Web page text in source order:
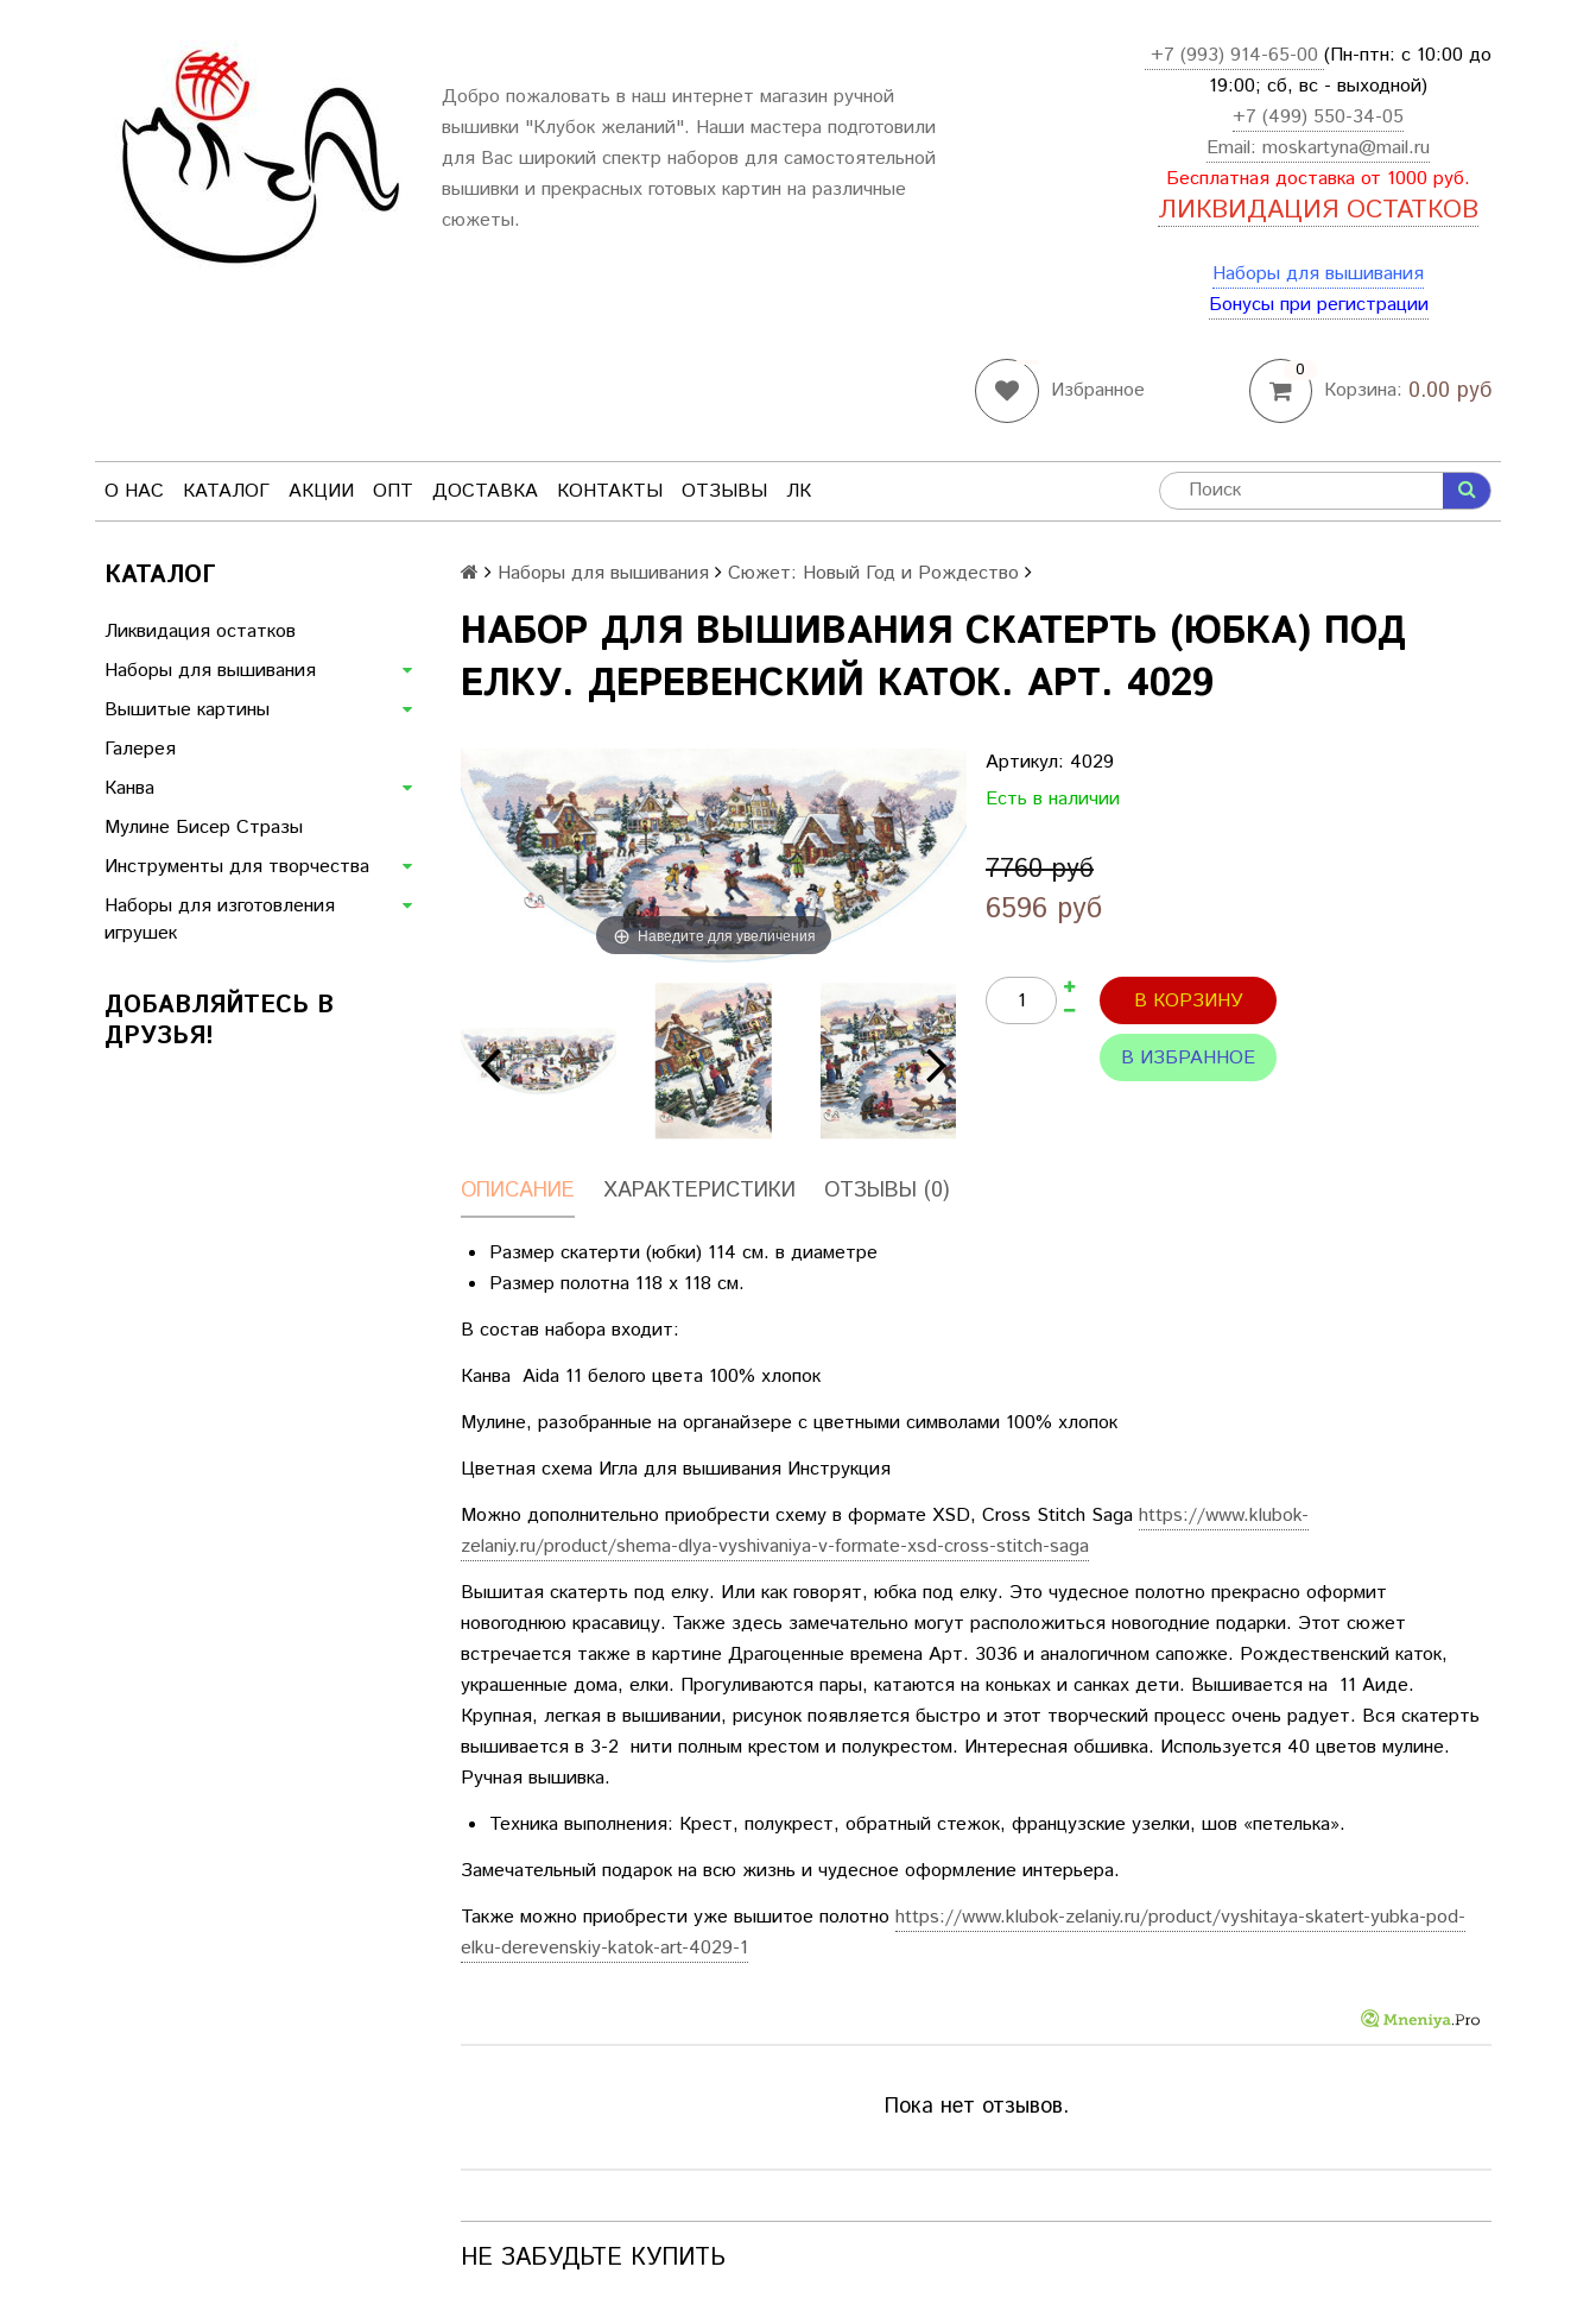
Добро пожаловать в наш интернет магазин ручной
вышивки "Клубок желаний". Наши мастера подготовили
для Вас широкий спектр наборов для самостоятельной
вышивки и прекрасных готовых картин на различные
сюжеты.
+7 (993) 914-65-00 (Пн-птн: с 10:00 до
19:00; сб, вс - выходной)
+7 (499) 550-34-05
Email: moskartyna@mail.ru
Бесплатная доставка от 1000 руб.
ЛИКВИДАЦИЯ ОСТАТКОВ
Наборы для вышивания
Бонусы при регистрации
Избранное
0
Корзина: 0.00 руб
О НАС КАТАЛОГ АКЦИИ ОПТ ДОСТАВКА КОНТАКТЫ ОТЗЫВЫ ЛК
КАТАЛОГ
Ликвидация остатков
Наборы для вышивания
Вышитые картины
Галерея
Канва
Мулине Бисер Стразы
Инструменты для творчества
Наборы для изготовления
игрушек
ДОБАВЛЯЙТЕСЬ В
ДРУЗЬЯ!
Наборы для вышивания Сюжет: Новый Год и Рождество
НАБОР ДЛЯ ВЫШИВАНИЯ СКАТЕРТЬ (ЮБКА) ПОД
ЕЛКУ. ДЕРЕВЕНСКИЙ КАТОК. АРТ. 4029
Наведите для увеличения
Артикул: 4029
Есть в наличии
7760 руб
6596 руб
В КОРЗИНУ
В ИЗБРАННОЕ
ОПИСАНИЕ ХАРАКТЕРИСТИКИ ОТЗЫВЫ (0)
Размер скатерти (юбки) 114 см. в диаметре
Размер полотна 118 х 118 см.
В состав набора входит:
Канва Aida 11 белого цвета 100% хлопок
Мулине, разобранные на органайзере с цветными символами 100% хлопок
Цветная схема Игла для вышивания Инструкция
Можно дополнительно приобрести схему в формате XSD, Cross Stitch Saga https://www.klubok-
zelaniy.ru/product/shema-dlya-vyshivaniya-v-formate-xsd-cross-stitch-saga
Вышитая скатерть под елку. Или как говорят, юбка под елку. Это чудесное полотно прекрасно оформит
новогоднюю красавицу. Также здесь замечательно могут расположиться новогодние подарки. Этот сюжет
встречается также в картине Драгоценные времена Арт. 3036 и аналогичном сапожке. Рождественский каток,
украшенные дома, елки. Прогуливаются пары, катаются на коньках и санках дети. Вышивается на 11 Аиде.
Крупная, легкая в вышивании, рисунок появляется быстро и этот творческий процесс очень радует. Вся скатерть
вышивается в 3-2 нити полным крестом и полукрестом. Интересная обшивка. Используется 40 цветов мулине.
Ручная вышивка.
Техника выполнения: Крест, полукрест, обратный стежок, французские узелки, шов «петелька».
Замечательный подарок на всю жизнь и чудесное оформление интерьера.
Также можно приобрести уже вышитое полотно https://www.klubok-zelaniy.ru/product/vyshitaya-skatert-yubka-pod-
elku-derevenskiy-katok-art-4029-1
Пока нет отзывов.
НЕ ЗАБУДЬТЕ КУПИТЬ